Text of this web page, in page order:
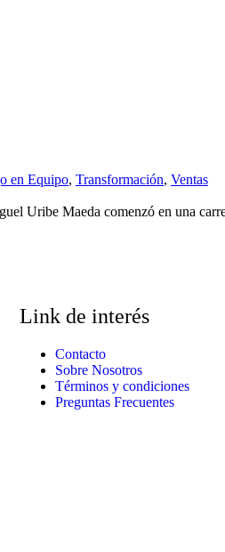
en Equipo, Transformación, Ventas
Uribe Maeda comenzó en una
Link de interés
Contacto
Sobre Nosotros
Términos y condiciones
Preguntas Frecuentes